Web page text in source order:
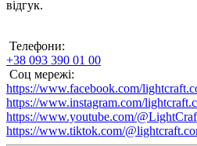
відгук.
Телефони:
+38 093 390 01 00
Соц мережі:
https://www.facebook.com/
https://www.instagram.com/
https://www.youtube.com/
https://www.tiktok.com/